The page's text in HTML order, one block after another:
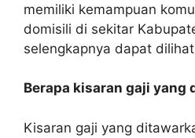
memiliki kemampuan
domisili di sekitar
selengkapnya dapat
Berapa kisaran gaji yang
Kisaran gaji yang